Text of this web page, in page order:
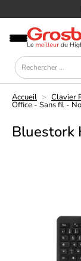
Accueil > Clavier
Office - Sans fil -
Bluestork